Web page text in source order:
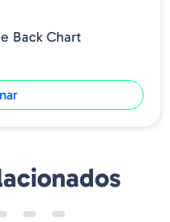
Back Chart